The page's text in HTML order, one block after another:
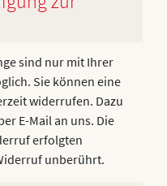
sind nur mit Ihrer
Sie können eine
widerrufen. Dazu
E-Mail an uns. Die
erfolgten
unberührt.